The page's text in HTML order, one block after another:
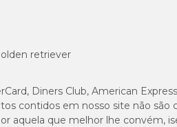
retriever
Diners Club, American
contidos em nosso site não
aquela que melhor lhe convém,